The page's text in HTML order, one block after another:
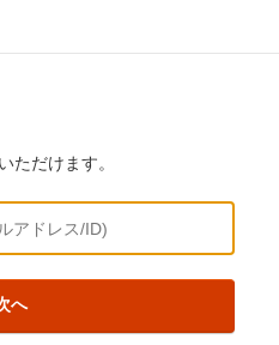
ただけます。
へ